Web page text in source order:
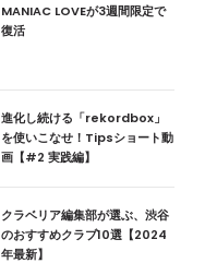
MANIAC LOVEが3週間限定で
復活
進化し続ける「rekordbox」
を使いこなせ！Tipsショート動
画【#2 実践編】
クラベリア編集部が選ぶ、渋谷
のおすすめクラブ10選【2024
年最新】